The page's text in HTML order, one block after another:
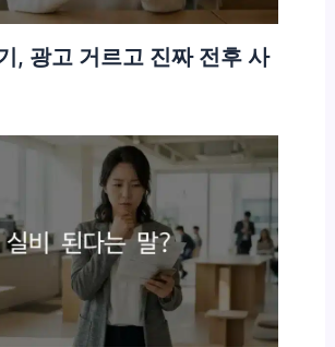
, 광고 거르고 진짜 전후 사